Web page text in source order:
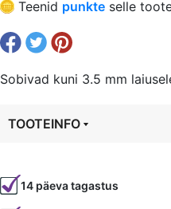
laiusele
baasrõngale,
16
mm
Teenid punkte selle
Sobivad kuni 3.5 mm
TOOTEINFO
Värvus
Must
14 päeva tagastus